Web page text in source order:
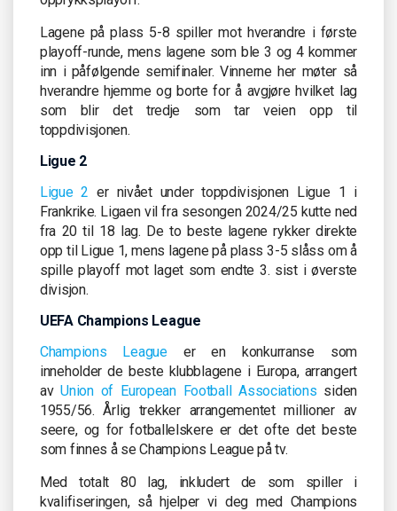
Lagene på plass 5-8 spiller mot hverandre i første
playoff-runde, mens lagene som ble 3 og 4 kommer
inn i påfølgende semifinaler. Vinnerne her møter så
hverandre hjemme og borte for å avgjøre hvilket lag
som blir det tredje som tar veien opp til
toppdivisjonen.
Ligue 2
Ligue 2 er nivået under toppdivisjonen Ligue 1 i
Frankrike. Ligaen vil fra sesongen 2024/25 kutte ned
fra 20 til 18 lag. De to beste lagene rykker direkte
opp til Ligue 1, mens lagene på plass 3-5 slåss om å
spille playoff mot laget som endte 3. sist i øverste
divisjon.
UEFA Champions League
Champions Leagueer en konkurranse som
inneholder de beste klubblagene i Europa, arrangert
avUnion of European Football Associations siden
1955/56. Årlig trekker arrangementet millioner av
seere, og for fotballelskere er det ofte det beste
som finnes å se Champions League på tv.
Med totalt 80 lag, inkludert de som spiller i
kvalifiseringen, så hjelper vi deg med Champions